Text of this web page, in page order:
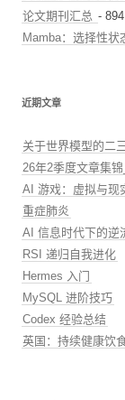
论文期刊汇总 -
Mamba：选择性状
近期文章
关于世界模型的二
26年2季度文章集
AI 游戏：虚拟与现
重症肺炎
AI 信息时代下的逆
RSI 递归自我进化
Hermes 入门
MySQL 进阶技巧
Codex 经验总结
英国：持续健康饮